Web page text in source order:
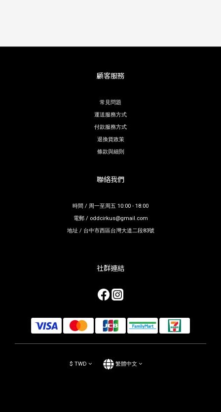
顧客服務
常見問題
運送服務方式
付款服務方式
退換貨政策
條款與細則
聯絡我們
時間 / 周一至周五 10:00 - 18:00
電郵 / oddcirkus@gmail.com
地址 / 台中市西區台灣大道二段83號
社群連結
$ TWD 繁體中文